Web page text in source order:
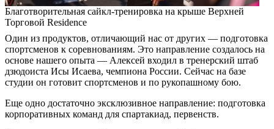
Благотворительная сайкл-тренировка на крыше Верхней
Торговой Residence
Один из продуктов, отличающий нас от других — подготовка
спортсменов к соревнованиям. Это направление создалось на
основе нашего опыта — Алексей входил в тренерский штаб
дзюдоиста Исы Исаева, чемпиона России. Сейчас на базе
студии он готовит спортсменов и по рукопашному бою.
Еще одно достаточно эксклюзивное направление: подготовка
корпоративных команд для спартакиад, первенств.